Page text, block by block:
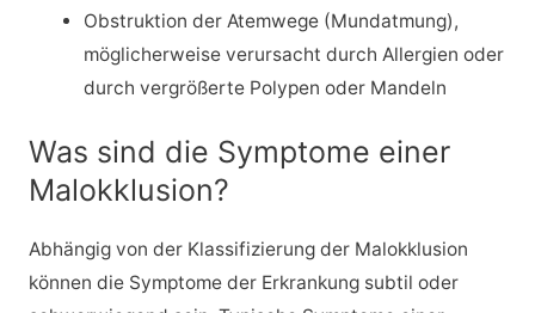
Obstruktion der Atemwege (Mundatmung),
möglicherweise verursacht durch Allergien oder
durch vergrößerte Polypen oder Mandeln
Was sind die Symptome einer
Malokklusion?
Abhängig von der Klassifizierung der Malokklusion
können die Symptome der Erkrankung subtil oder